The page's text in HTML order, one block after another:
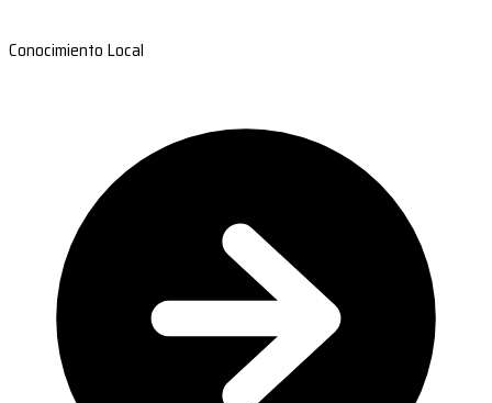
Conocimiento Local